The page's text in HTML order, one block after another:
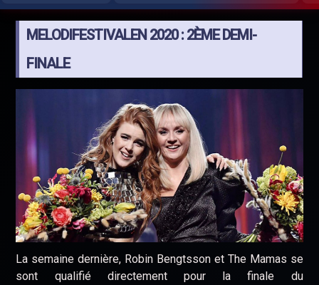
MELODIFESTIVALEN 2020 : 2ÈME DEMI-
FINALE
La semaine dernière, Robin Bengtsson et The Mamas se
sont qualifié directement pour la finale du